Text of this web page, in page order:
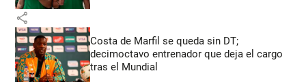
share
Costa de Marfil se queda sin DT;
decimoctavo entrenador que deja el cargo
tras el Mundial